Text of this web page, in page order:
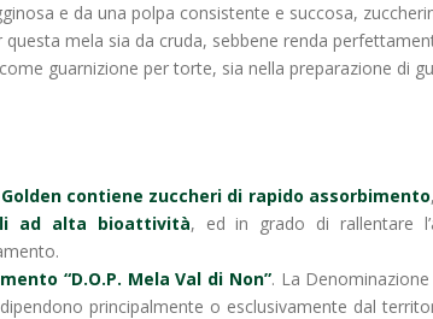
e da una polpa consistente e succosa,
questa mela sia da cruda, sebbene renda
guarnizione per torte, sia nella preparazione di
contiene zuccheri di rapido assorbimento
ad alta bioattività, ed in grado di rallentare
“D.O.P. Mela Val di Non”. La
principalmente o esclusivamente dal